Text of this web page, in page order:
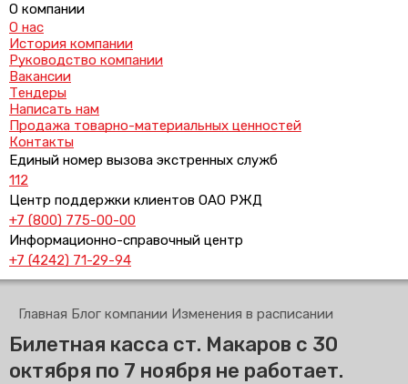
О компании
О нас
История компании
Руководство компании
Вакансии
Тендеры
Написать нам
Продажа товарно-материальных ценностей
Контакты
Единый номер вызова экстренных служб
112
Центр поддержки клиентов ОАО РЖД
+7 (800) 775-00-00
Информационно-справочный центр
+7 (4242) 71-29-94
Главная Блог компании Изменения в расписании
Билетная касса ст. Макаров с 30
октября по 7 ноября не работает.